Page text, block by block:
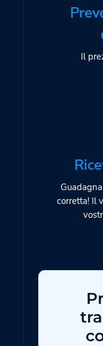
Il
corretta! Il